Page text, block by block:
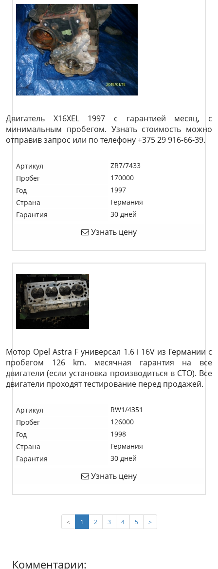
Двигатель X16XEL 1997 с гарантией месяц, с
минимальным пробегом. Узнать стоимость можно
отправив запрос или по телефону +375 29 916-66-39.
Артикул
ZR7/7433
Пробег
170000
Год
1997
Страна
Германия
Гарантия
30 дней
Узнать цену
Мотор Opel Astra F универсал 1.6 i 16V из Германии с
пробегом 126 km. месячная гарантия на все
двигатели (если установка производиться в СТО). Все
двигатели проходят тестирование перед продажей.
Артикул
RW1/4351
Пробег
126000
Год
1998
Страна
Германия
Гарантия
30 дней
Узнать цену
< 1 (current)
2 3 4 5 >
Комментарии: